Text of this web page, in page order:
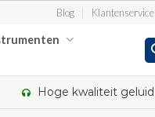
Blog Klantenservice
Hoge kwaliteit geluid